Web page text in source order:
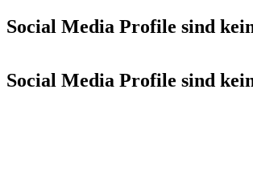
Social Media Profile sind
Social Media Profile sind